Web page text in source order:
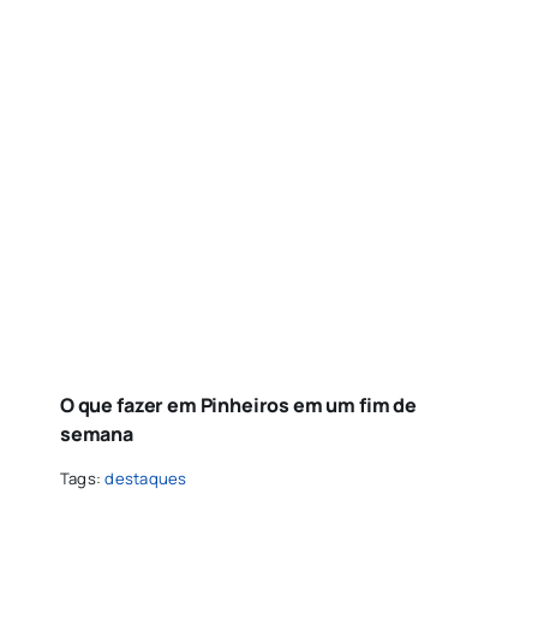
O que fazer em Pinheiros em um fim de
semana
Tags:destaques